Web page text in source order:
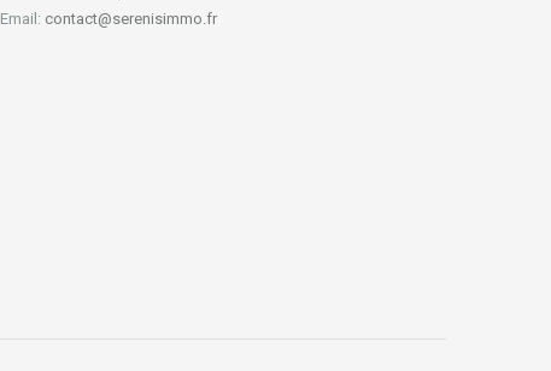
Email: contact@serenisimmo.fr